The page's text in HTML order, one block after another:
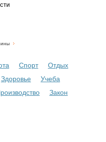
Спорт
Отдых
Здоровье
Учеба
Закон